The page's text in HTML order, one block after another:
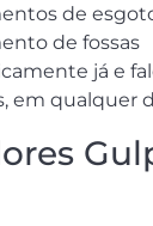
de
de fossas
já e
em qualquer